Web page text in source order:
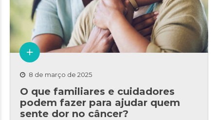
8 de março de 2025
O que familiares e cuidadores
podem fazer para ajudar quem
sente dor no câncer?